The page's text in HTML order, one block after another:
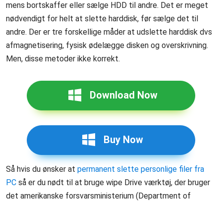
mens bortskaffer eller sælge HDD til andre. Det er meget
nødvendigt for helt at slette harddisk, før sælge det til
andre. Der er tre forskellige måder at udslette harddisk dvs
afmagnetisering, fysisk ødelægge disken og overskrivning.
Men, disse metoder ikke korrekt.
Download Now
Buy Now
Så hvis du ønsker at permanent slette personlige filer fra
PC så er du nødt til at bruge wipe Drive værktøj, der bruger
det amerikanske forsvarsministerium (Department of